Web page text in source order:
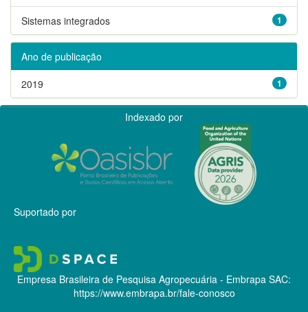
1
Sistemas integrados
Ano de publicação
1
2019
Indexado por
Suportado por
Empresa Brasileira de Pesquisa Agropecuária - Embrapa SAC:
https://www.embrapa.br/fale-conosco